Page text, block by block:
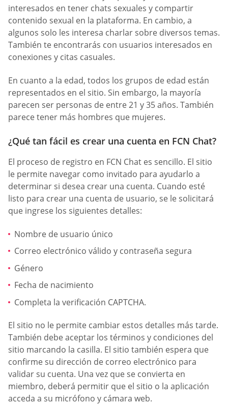
interesados en tener chats sexuales y compartir
contenido sexual en la plataforma. En cambio, a
algunos solo les interesa charlar sobre diversos temas.
También te encontrarás con usuarios interesados en
conexiones y citas casuales.
En cuanto a la edad, todos los grupos de edad están
representados en el sitio. Sin embargo, la mayoría
parecen ser personas de entre 21 y 35 años. También
parece tener más hombres que mujeres.
¿Qué tan fácil es crear una cuenta en FCN Chat?
El proceso de registro en FCN Chat es sencillo. El sitio
le permite navegar como invitado para ayudarlo a
determinar si desea crear una cuenta. Cuando esté
listo para crear una cuenta de usuario, se le solicitará
que ingrese los siguientes detalles:
Nombre de usuario único
Correo electrónico válido y contraseña segura
Género
Fecha de nacimiento
Completa la verificación CAPTCHA.
El sitio no le permite cambiar estos detalles más tarde.
También debe aceptar los términos y condiciones del
sitio marcando la casilla. El sitio también espera que
confirme su dirección de correo electrónico para
validar su cuenta. Una vez que se convierta en
miembro, deberá permitir que el sitio o la aplicación
acceda a su micrófono y cámara web.